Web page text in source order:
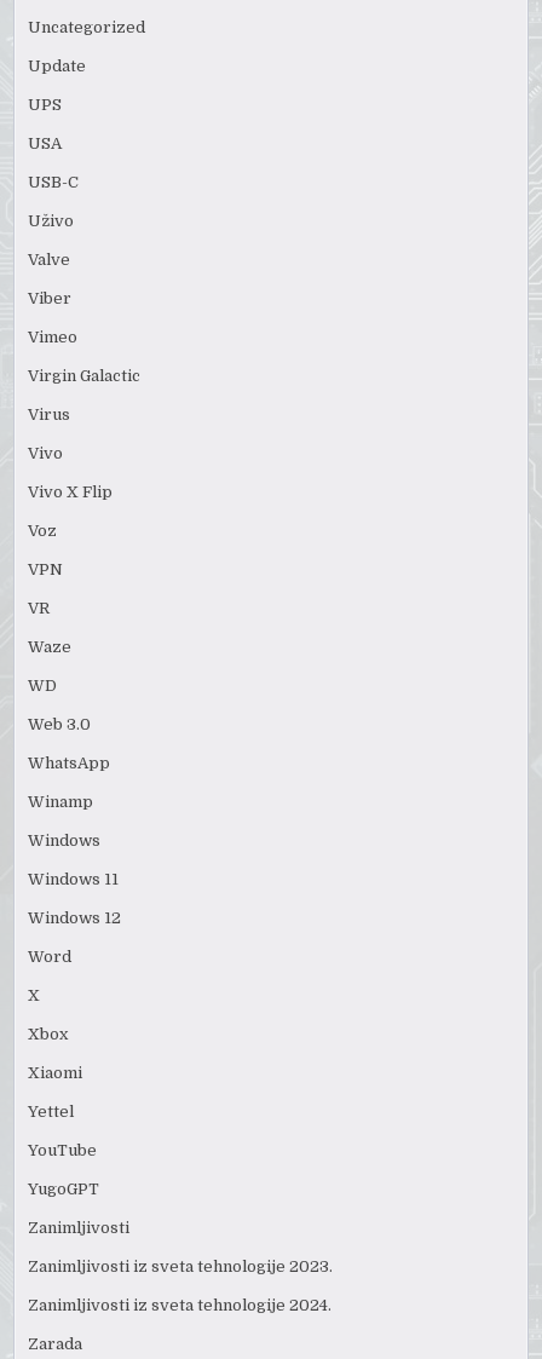
Uncategorized
Update
UPS
USA
USB-C
Uživo
Valve
Viber
Vimeo
Virgin Galactic
Virus
Vivo
Vivo X Flip
Voz
VPN
VR
Waze
WD
Web 3.0
WhatsApp
Winamp
Windows
Windows 11
Windows 12
Word
X
Xbox
Xiaomi
Yettel
YouTube
YugoGPT
Zanimljivosti
Zanimljivosti iz sveta tehnologije 2023.
Zanimljivosti iz sveta tehnologije 2024.
Zarada